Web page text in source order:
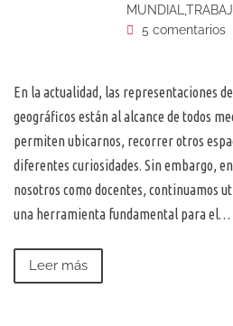
MUNDIAL,
5 comentarios
En la actualidad, las representaciones
geográficos están al alcance de todos
permiten ubicarnos, recorrer otros
diferentes curiosidades. Sin embargo,
nosotros como docentes, continuamos
una herramienta fundamental para el…
Leer más